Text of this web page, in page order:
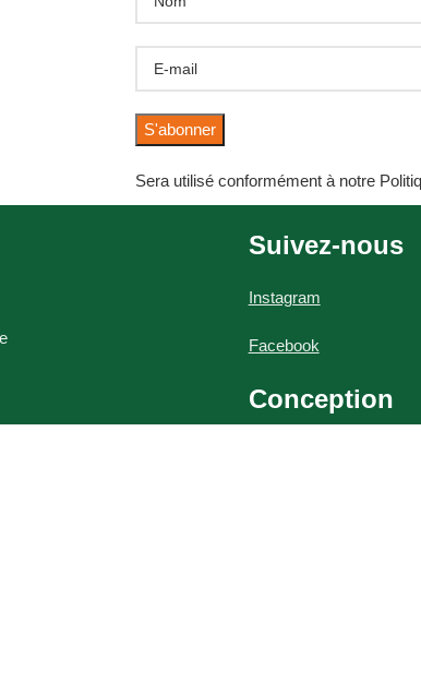
Sera utilisé conformément à notre
Suivez-nous
Instagram
Facebook
Conception